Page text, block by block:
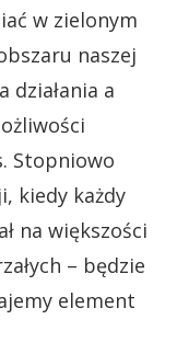
w zielonym
naszej
działania a
Stopniowo
kiedy każdy
na większości
– będzie
element